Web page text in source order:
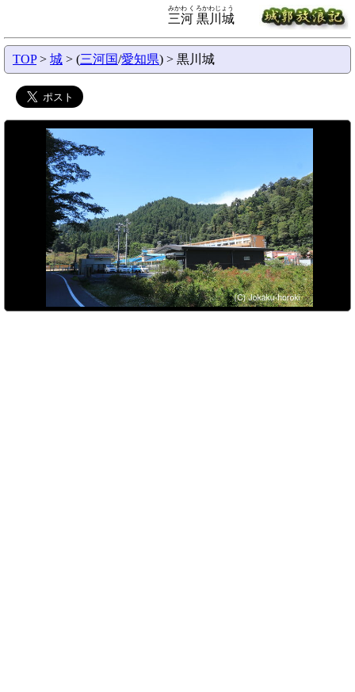
三河 黒川城
みかわ くろかわじょう
TOP> 城 > (三河国/愛知県) > 黒川城